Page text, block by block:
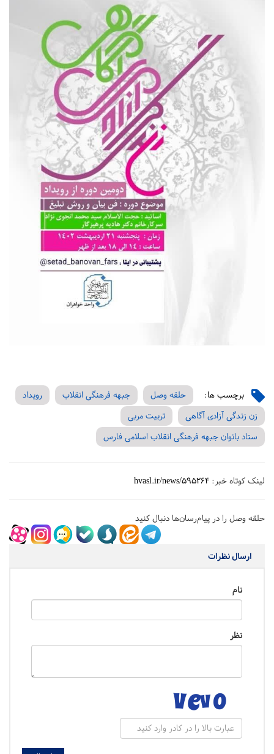
برچسب ها: حلقه وصل جبهه فرهنگی انقلاب
رویداد
زن زندگی آزادی آگاهی
تربیت مربی
ستاد بانوان جبهه فرهنگی انقلاب اسلامی فارس
لینک کوتاه خبر: hvasl.ir/news/595264
حلقه وصل را در پیام‌رسان‌ها دنبال کنید
ارسال نظرات
نام
نظر